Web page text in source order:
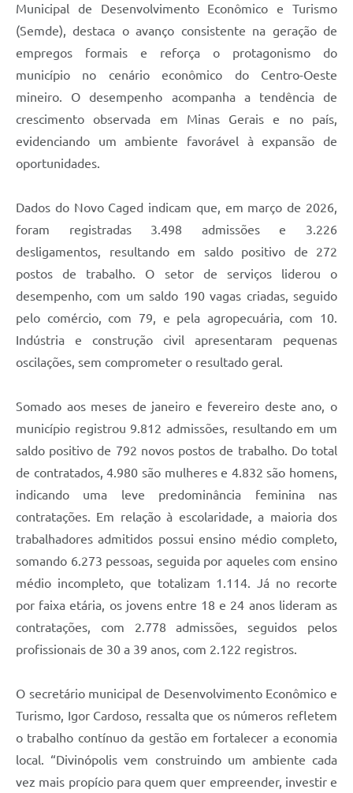
Municipal de Desenvolvimento Econômico e Turismo
(Semde), destaca o avanço consistente na geração de
empregos formais e reforça o protagonismo do
município no cenário econômico do Centro-Oeste
mineiro. O desempenho acompanha a tendência de
crescimento observada em Minas Gerais e no país,
evidenciando um ambiente favorável à expansão de
oportunidades.
Dados do Novo Caged indicam que, em março de 2026,
foram registradas 3.498 admissões e 3.226
desligamentos, resultando em saldo positivo de 272
postos de trabalho. O setor de serviços liderou o
desempenho, com um saldo 190 vagas criadas, seguido
pelo comércio, com 79, e pela agropecuária, com 10.
Indústria e construção civil apresentaram pequenas
oscilações, sem comprometer o resultado geral.
Somado aos meses de janeiro e fevereiro deste ano, o
município registrou 9.812 admissões, resultando em um
saldo positivo de 792 novos postos de trabalho. Do total
de contratados, 4.980 são mulheres e 4.832 são homens,
indicando uma leve predominância feminina nas
contratações. Em relação à escolaridade, a maioria dos
trabalhadores admitidos possui ensino médio completo,
somando 6.273 pessoas, seguida por aqueles com ensino
médio incompleto, que totalizam 1.114. Já no recorte
por faixa etária, os jovens entre 18 e 24 anos lideram as
contratações, com 2.778 admissões, seguidos pelos
profissionais de 30 a 39 anos, com 2.122 registros.
O secretário municipal de Desenvolvimento Econômico e
Turismo, Igor Cardoso, ressalta que os números refletem
o trabalho contínuo da gestão em fortalecer a economia
local. “Divinópolis vem construindo um ambiente cada
vez mais propício para quem quer empreender, investir e